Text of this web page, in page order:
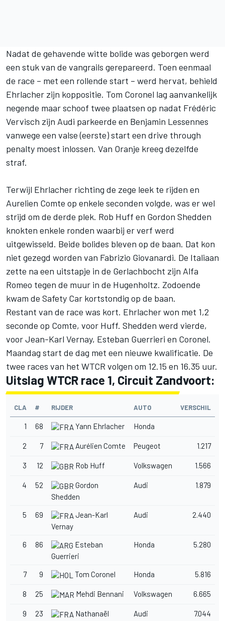
Nadat de gehavende witte bolide was geborgen werd
een stuk van de vangrails gerepareerd. Toen eenmaal
de race – met een rollende start – werd hervat, behield
Ehrlacher zijn koppositie. Tom Coronel lag aanvankelijk
negende maar schoof twee plaatsen op nadat Frédéric
Vervisch zijn Audi parkeerde en Benjamin Lessennes
vanwege een valse (eerste) start een drive through
penalty moest inlossen. Van Oranje kreeg dezelfde
straf.
Terwijl Ehrlacher richting de zege leek te rijden en
Aurelien Comte op enkele seconden volgde, was er wel
strijd om de derde plek. Rob Huff en Gordon Shedden
knokten enkele ronden waarbij er verf werd
uitgewisseld. Beide bolides bleven op de baan. Dat kon
niet gezegd worden van Fabrizio Giovanardi. De Italiaan
zette na een uitstapje in de Gerlachbocht zijn Alfa
Romeo tegen de muur in de Hugenholtz. Zodoende
kwam de Safety Car kortstondig op de baan.
Restant van de race was kort. Ehrlacher won met 1,2
seconde op Comte, voor Huff. Shedden werd vierde,
voor Jean-Karl Vernay, Esteban Guerrieri en Coronel.
Maandag start de dag met een nieuwe kwalificatie. De
twee races van het WTCR volgen om 12.15 en 16.35 uur.
Uitslag WTCR race 1, Circuit Zandvoort:
CLA # RIJDER AUTO VERSCHIL
1 68 Yann Ehrlacher Honda
2 7 Aurélien Comte Peugeot 1.217
3 12 Rob Huff Volkswagen 1.566
4 52
Gordon
Shedden
Audi 1.879
5 69
Jean-Karl
Vernay
Audi 2.440
6 86
Esteban
Guerrieri
Honda 5.280
7 9 Tom Coronel Honda 5.816
8 25 Mehdi Bennani Volkswagen 6.665
9 23
Nathanaël
Audi 7.044